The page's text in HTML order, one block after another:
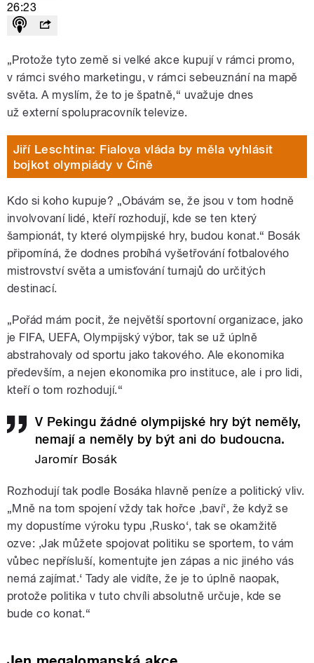
26:23
„Protože tyto země si velké akce kupují v rámci promo,
v rámci svého marketingu, v rámci sebeuznání na mapě
světa. A myslím, že to je špatně,“ uvažuje dnes
užexterní spolupracovník televize.
Jiří Leschtina: Fialova vláda by měla vyhlásit
bojkot olympiády v Číně
Kdo si koho kupuje? „Obávám se, že jsou v tom hodně
involvovaní lidé, kteří rozhodují, kde se ten který
šampionát, ty které olympijské hry, budou konat.“ Bosák
připomíná, že dodnes probíhá vyšetřování fotbalového
mistrovství světa a umisťování turnajů do určitých
destinací.
„Pořád mám pocit, že největší sportovní organizace, jako
je FIFA, UEFA, Olympijský výbor, tak se už úplně
abstrahovaly od sportu jako takového. Ale ekonomika
především, a nejen ekonomika pro instituce, ale i pro lidi,
kteří o tom rozhodují.“
V Pekingu žádné olympijské hry být neměly,
nemají a neměly by být ani do budoucna.
Jaromír Bosák
Rozhodují tak podle Bosáka hlavně peníze a politický vliv.
„Mně na tom spojení vždy tak hořce ,baví‘, že když se
my dopustíme výroku typu ,Rusko‘, tak se okamžitě
ozve: ,Jak můžete spojovat politiku se sportem, to vám
vůbec nepřísluší, komentujte jen zápas a nic jiného vás
nemá zajímat.‘ Tady ale vidíte, že je to úplně naopak,
protože politika v tuto chvíli absolutně určuje, kde se
bude co konat.“